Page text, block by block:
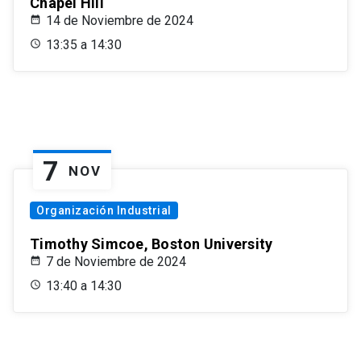
14 de Noviembre de 2024
13:35 a 14:30
7 NOV
Organización Industrial
Timothy Simcoe, Boston University
7 de Noviembre de 2024
13:40 a 14:30